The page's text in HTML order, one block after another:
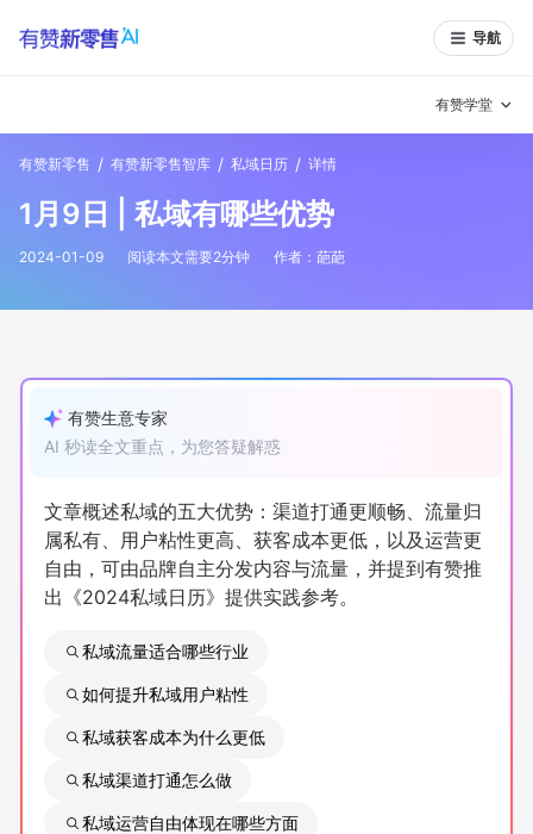
导航
有赞学堂
增长方法
有赞春季发布会 实干家直播间
新零售大会 新零售茶会
新零售私享会 门店经营增长公开课
AllValue 战略合作
产品场景库
产品更新动态
有赞新零售 / 有赞新零售智库 / 私域日历 / 详情
1月9日 | 私域有哪些优势
2024-01-09 阅读本文需要2分钟 作者： 葩葩
有赞生意专家
AI 秒读全文重点，为您答疑解惑
文章概述私域的五大优势：渠道打通更顺畅、流量归
属私有、用户粘性更高、获客成本更低，以及运营更
自由，可由品牌自主分发内容与流量，并提到有赞推
出《2024私域日历》提供实践参考。
私域流量适合哪些行业
如何提升私域用户粘性
私域获客成本为什么更低
私域渠道打通怎么做
私域运营自由体现在哪些方面